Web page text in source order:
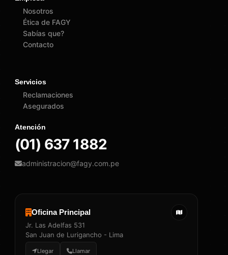
Nosotros
Ética de FAGY
Sabías que?
Contacto
Servicios
Reclamaciones
Asegurados
Atención
(01) 637 1882
administracion@fagy.com.pe
Oficina Principal
Jr. Las Adelfas 531
San Juan de Lurigancho - Lima
Llegar Llamar